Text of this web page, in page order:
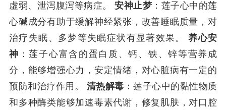
虚弱、泄泻腹泻等病症。 安神止梦 ：莲子心中的莲
心碱成分有助于缓解神经紧张，改善睡眠质量，对
治疗失眠、多梦等失眠症状有显著效果。养心安
神 ：莲子心富含的蛋白质、钙、铁、锌等营养成
分，能够增强心力，安定情绪，对心脏病有一定的
预防和治疗作用。 清热解毒 ：莲子心中的黏性物质
和多种酶类能够加速毒素代谢，修复肌肤，对口腔